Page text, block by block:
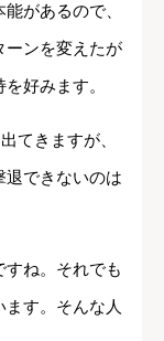
があるので、
ーンを変えたが
好みます。
てきますが、
退できないのは
ね。それでも
す。そんな人